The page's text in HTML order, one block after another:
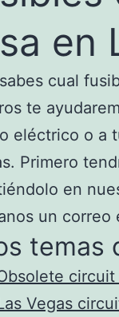
en
cual
te
eléctrico o a
Primero
en
un correo
temas
circuit
Vegas